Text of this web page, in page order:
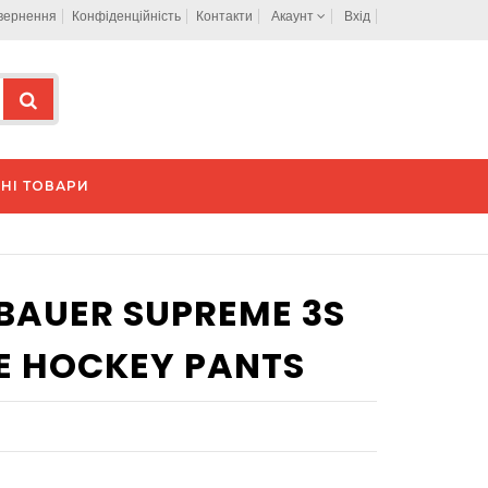
Конфіденційність Контакти Акаунт Вхід
ТОВАРИ
SUPREME 3S
HOCKEY PANTS